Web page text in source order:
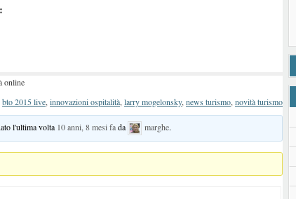
online
bto 2015 live, innovazioni ospitalità, larry mogelonsky, news turismo, novità turismo
l'ultima volta 10 anni, 8 mesi fada marghe.